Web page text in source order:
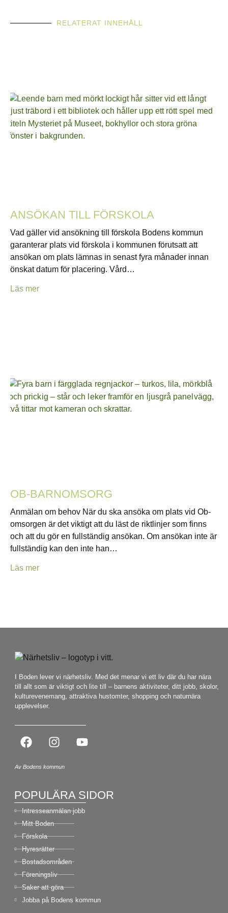
RELATERAT INNEHÅLL
ANSÖKAN TILL FÖRSKOLA
Vad gäller vid ansökning till förskola Bodens kommun
garanterar plats vid förskola i kommunen förutsatt att
ansökan om plats lämnas in senast fyra månader innan
önskat datum för placering. Vård…
Läs mer
OB-BARNOMSORG
Anmälan om behov När du ska ansöka om plats vid Ob-
omsorgen är det viktigt att du läst de riktlinjer som finns
och att du gör en fullständig ansökan. Om ansökan inte är
fullständig kan den inte han…
Läs mer
I Boden lever vi närhetsliv. Med det menar vi ett liv där du har nära
till allt som är viktigt och lite till – barnens aktiviteter, ditt jobb, skolor,
kulturevenemang, attraktiva hustomter, shopping och naturnära
upplevelser.
Av Bodens kommun
POPULÄRA SIDOR
Intresseanmälan jobb
Mitt Boden
Förskola
Hyresrätter
Bostadsområden
Föreningsliv
Saker att göra
Jobba på Bodens kommun